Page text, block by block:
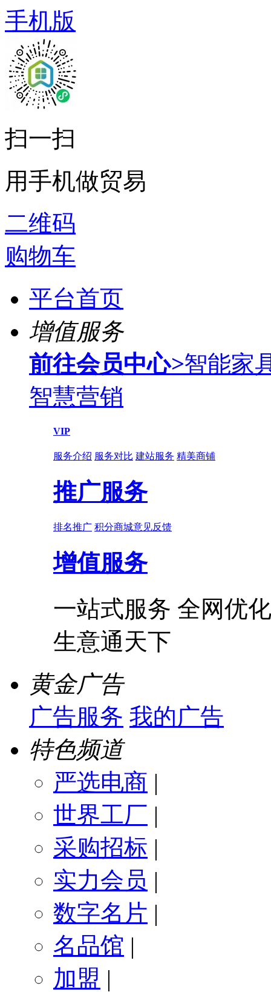
手机版
扫一扫
用手机做贸易
二维码
购物车
平台首页
增值服务
前往会员中心>智能家
智慧营销
VIP
服务介绍 服务对比 建站服务 精美商铺
推广服务
排名推广 积分商城意见反馈
增值服务
一站式服务 全网优
生意通天下
黄金广告
广告服务 我的广告
特色频道
严选电商 |
世界工厂 |
采购招标 |
实力会员 |
数字名片 |
名品馆 |
加盟 |